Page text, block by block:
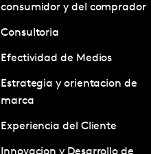
consumidor y del comprador
Consultoria
Efectividad de Medios
Estrategia y orientacion de
marca
Experiencia del Cliente